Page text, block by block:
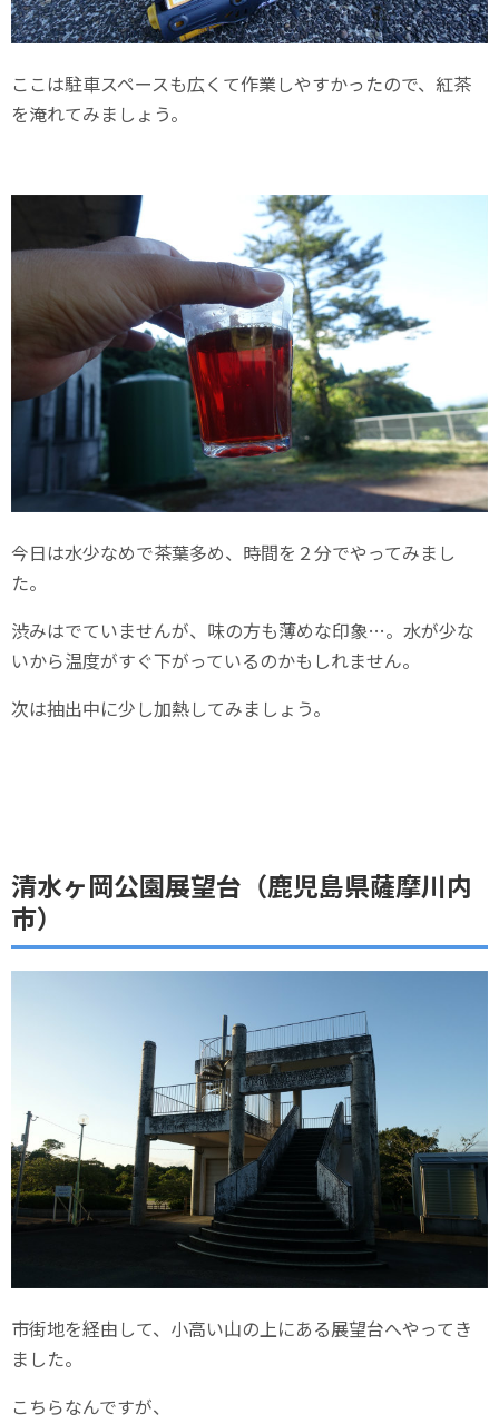
ここは駐車スペースも広くて作業しやすかったので、紅茶
を淹れてみましょう。
今日は水少なめで茶葉多め、時間を２分でやってみまし
た。
渋みはでていませんが、味の方も薄めな印象…。水が少な
いから温度がすぐ下がっているのかもしれません。
次は抽出中に少し加熱してみましょう。
清水ヶ岡公園展望台（鹿児島県薩摩川内
市）
市街地を経由して、小高い山の上にある展望台へやってき
ました。
こちらなんですが、